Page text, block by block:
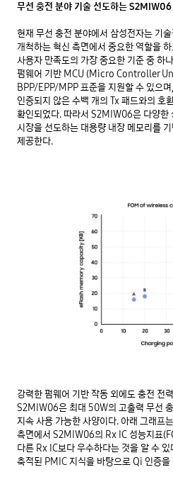
무선 충전 분야 기술 선도하는 S2MIW06
현재 무선 충전 분야에서 삼성전자는 기
개척하는 혁신 측면에서 중요한 역할을
사용자 만족도의 가장 중요한 기준 중 하
펌웨어 기반 MCU (Micro Controller
BPP/EPP/MPP 표준을 지원할 수 있으
인증되지 않은 수백 개의 Tx 패드와의 호
확인되었다. 따라서 S2MIW06은 다양한
시장을 선도하는 대용량 내장 메모리를
제공한다.
강력한 펌웨어 기반 작동 외에도 충전 전
S2MIW06은 최대 50W의 고출력 무선
지속 사용 가능한 사양이다. 아래 그래프
측면에서 S2MIW06의 Rx IC 성능지표
다른 Rx IC보다 우수하다는 것을 알 수
축적된 PMIC 지식을 바탕으로 Qi 인증